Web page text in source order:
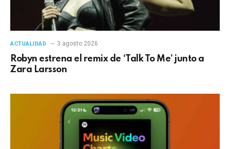
ACTUALIDAD 3 agosto 2026
Robyn estrena el remix de ‘Talk To Me’ junto a
Zara Larsson